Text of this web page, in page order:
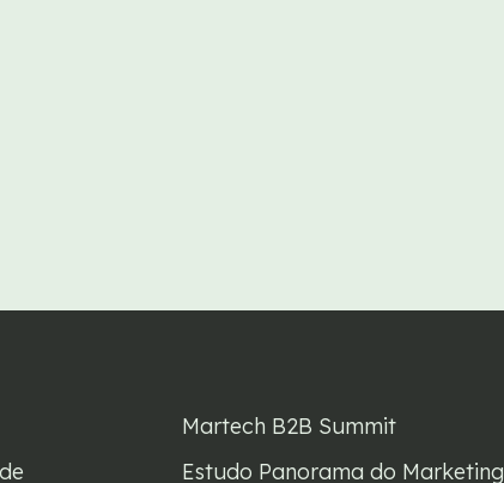
Martech B2B Summit
Estudo Panorama do Marketing